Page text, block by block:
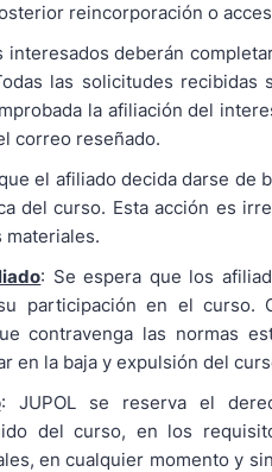
reincorporación o
interesados deberán
las solicitudes recibidas
la afiliación del
correo reseñado.
el afiliado decida darse de
del curso. Esta acción es
materiales.
: Se espera que los
participación en el curso.
contravenga las normas
en la baja y expulsión del
: JUPOL se reserva el
del curso, en los
en cualquier momento y